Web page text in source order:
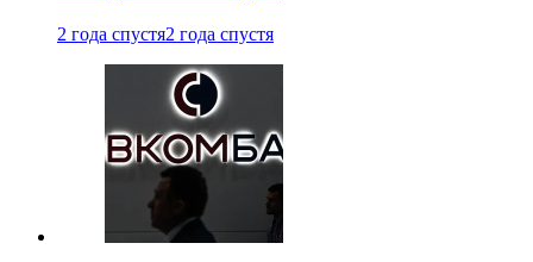
2 года спустя2 года спустя